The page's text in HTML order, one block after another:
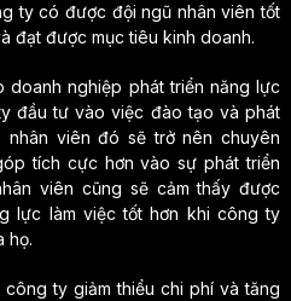
ty có được đội ngũ nhân viên tốt
đạt được mục tiêu kinh doanh.
doanh nghiệp phát triển năng lực
đầu tư vào việc đào tạo và phát
viên đó sẽ trở nên chuyên
tích cực hơn vào sự phát triển
viên cũng sẽ cảm thấy được
lực làm việc tốt hơn khi công ty
họ.
ty giảm thiểu chi phí và tăng